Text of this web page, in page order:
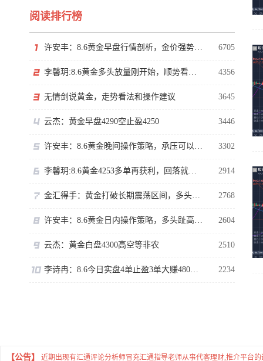
阅读排行榜
许安丰：8.6黄金早盘行情剖析，金价强势反弹看涨不追涨 6705
李馨玥:8.6黄金多头放量刚开始，顺势看涨勿猜顶！ 4356
无情剑说黄金，走势看法和操作建议 3645
云杰：黄金早盘4290空止盈4250 3446
许安丰：8.6黄金晚间操作策略，承压可以短空一下！ 3302
李馨玥:8.6黄金4253多单再获利，回落就是做多机会！ 2914
金汇得手：黄金打破长期震荡区间，多头行情正式拉开序幕 2768
许安丰：8.6黄金日内操作策略，多头趾高气扬但藏凶险 2604
云杰：黄金白盘4300高空等非农 2510
李诗冉：8.6今日实盘4单止盈3单大赚480点，晚间黄金回踩继续多。 2234
【公告】 近期出现有汇通评论分析师冒充汇通指导老师从事代客理财,推介平台